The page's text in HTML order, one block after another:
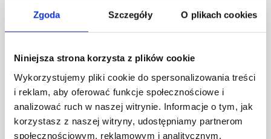
Zgoda Szczegóły O plikach cookies
Niniejsza strona korzysta z plików cookie
Wykorzystujemy pliki cookie do spersonalizowania treści
i reklam, aby oferować funkcje społecznościowe i
analizować ruch w naszej witrynie. Informacje o tym, jak
korzystasz z naszej witryny, udostępniamy partnerom
społecznościowym, reklamowym i analitycznym.